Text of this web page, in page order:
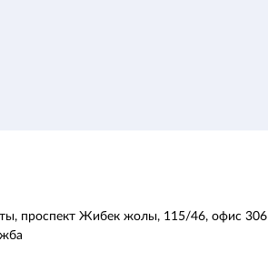
проспект Жибек жолы, 115/46, офис 306